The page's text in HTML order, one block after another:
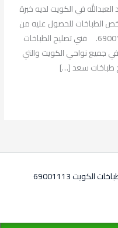
في الكويت لديه خبرة
الطباخات للحصول عليه من
خلال التواصل معنا عبر الرقم الموحد 69001113. فني تصليح الطباخات
جميع نواحي الكويت والتي
طباخات سعد […]
الكويت 69001113